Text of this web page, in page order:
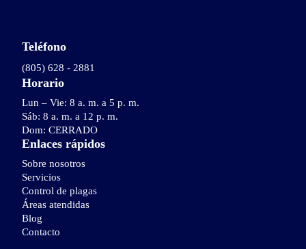
Teléfono
(805) 628 - 2881
Horario
Lun – Vie: 8 a. m. a 5 p. m.
Sáb: 8 a. m. a 12 p. m.
Dom: CERRADO
Enlaces rápidos
Sobre nosotros
Servicios
Control de plagas
Áreas atendidas
Blog
Contacto